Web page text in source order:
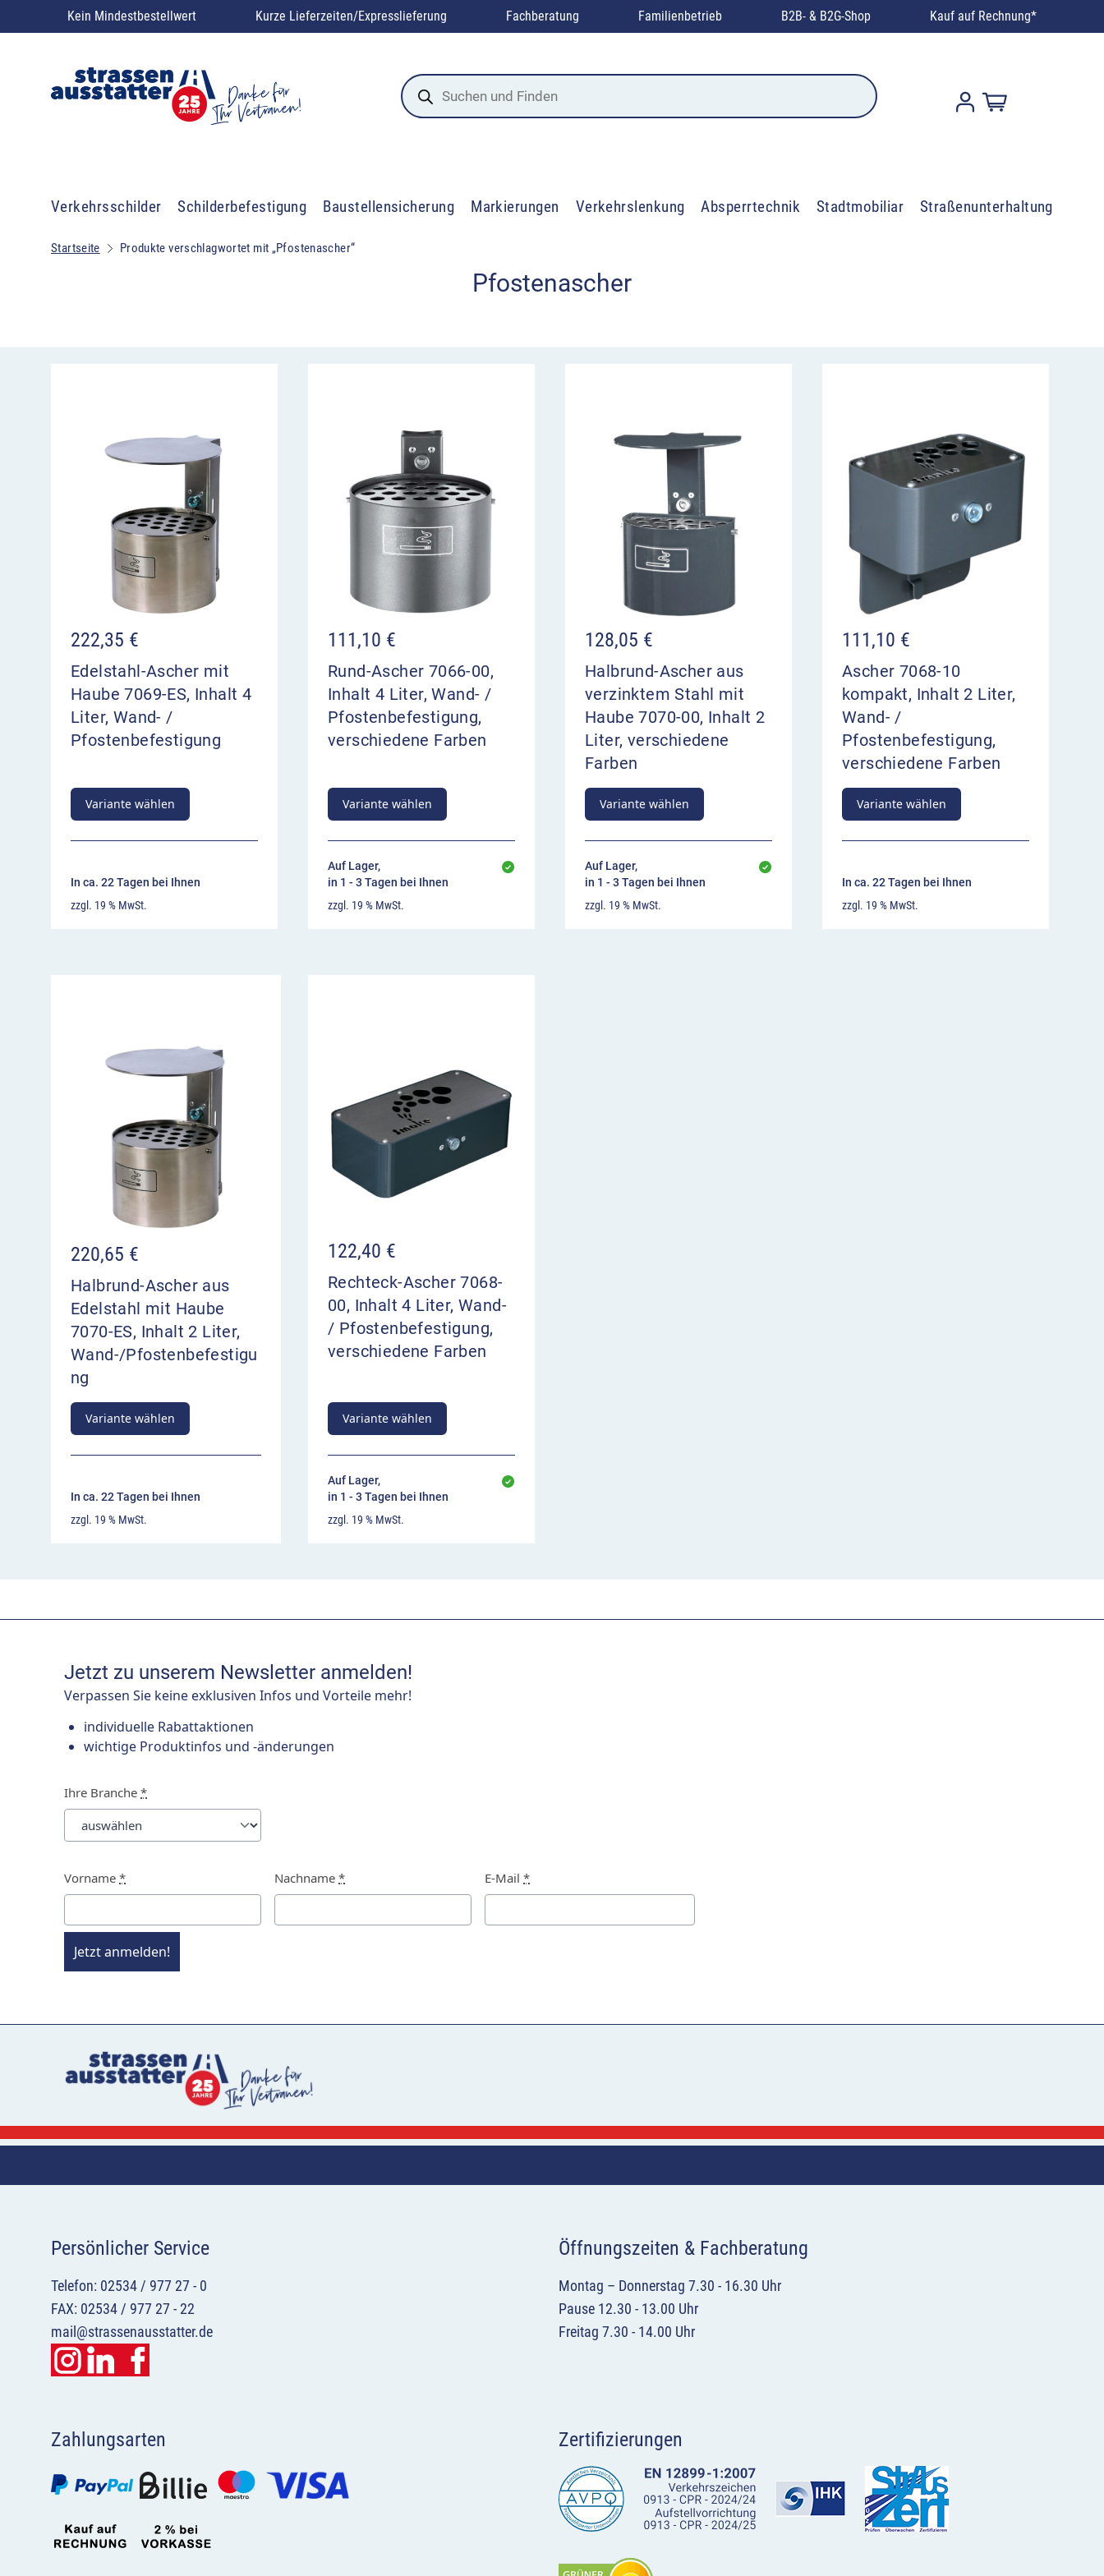
Kein Mindestbestellwert Kurze Lieferzeiten/Expresslieferung Fachberatung Familienbetrieb B2B- & B2G-Shop Kauf auf Rechnung*
Products
search
Verkehrsschilder Schilderbefestigung Baustellensicherung Markierungen Verkehrslenkung Absperrtechnik Stadtmobiliar Straßenunterhaltung
Startseite Produkte verschlagwortet mit „Pfostenascher“
Pfostenascher
222,35 €
Edelstahl-Ascher mit
Haube 7069-ES, Inhalt 4
Liter, Wand- /
Pfostenbefestigung
Variante wählen
In ca. 22 Tagen bei Ihnen
zzgl. 19 % MwSt.
111,10 €
Rund-Ascher 7066-00,
Inhalt 4 Liter, Wand- /
Pfostenbefestigung,
verschiedene Farben
Variante wählen
Auf Lager,
in 1 - 3 Tagen bei Ihnen
zzgl. 19 % MwSt.
128,05 €
Halbrund-Ascher aus
verzinktem Stahl mit
Haube 7070-00, Inhalt 2
Liter, verschiedene
Farben
Variante wählen
Auf Lager,
in 1 - 3 Tagen bei Ihnen
zzgl. 19 % MwSt.
111,10 €
Ascher 7068-10
kompakt, Inhalt 2 Liter,
Wand- /
Pfostenbefestigung,
verschiedene Farben
Variante wählen
In ca. 22 Tagen bei Ihnen
zzgl. 19 % MwSt.
220,65 €
Halbrund-Ascher aus
Edelstahl mit Haube
7070-ES, Inhalt 2 Liter,
Wand-/Pfostenbefestigu
ng
Variante wählen
In ca. 22 Tagen bei Ihnen
zzgl. 19 % MwSt.
122,40 €
Rechteck-Ascher 7068-
00, Inhalt 4 Liter, Wand-
/ Pfostenbefestigung,
verschiedene Farben
Variante wählen
Auf Lager,
in 1 - 3 Tagen bei Ihnen
zzgl. 19 % MwSt.
Jetzt zu unserem Newsletter anmelden!
Verpassen Sie keine exklusiven Infos und Vorteile mehr!
individuelle Rabattaktionen
wichtige Produktinfos und -änderungen
Ihre Branche *
Vorname * Nachname * E-Mail *
Jetzt anmelden!
Persönlicher Service
Telefon: 02534 / 977 27 - 0
FAX: 02534 / 977 27 - 22
mail@strassenausstatter.de
Öffnungszeiten & Fachberatung
Montag – Donnerstag 7.30 - 16.30 Uhr
Pause 12.30 - 13.00 Uhr
Freitag 7.30 - 14.00 Uhr
Zahlungsarten Zertifizierungen